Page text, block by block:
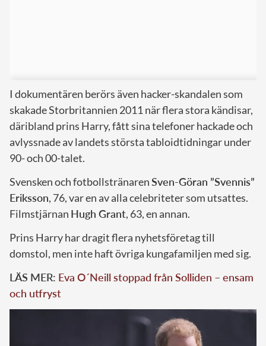
I dokumentären berörs även hacker-skandalen som
skakade Storbritannien 2011 när flera stora kändisar,
däribland prins Harry, fått sina telefoner hackade och
avlyssnade av landets största tabloidtidningar under
90- och 00-talet.
Svensken och fotbollstränarenSven-Göran ”Svennis”
Eriksson, 76, var en av alla celebriteter som utsattes.
Filmstjärnan Hugh Grant, 63, en annan.
Prins Harry har dragit flera nyhetsföretag till
domstol, men inte haft övriga kungafamiljen med sig.
LÄS MER: Eva O´Neill stoppad från Solliden – ensam
och utfryst